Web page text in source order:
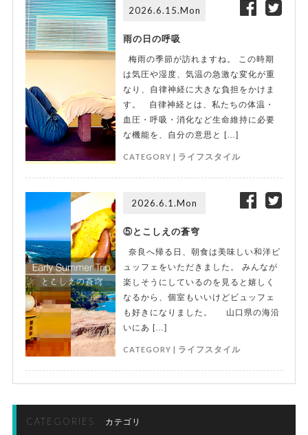
2026.6.15.Mon
雨の日の呼吸
梅雨の季節が訪れますね。 この時期
は気圧や湿度、気温の急激な変化が重
なり、自律神経に大きな負担をかけま
す。 自律神経とは、私たちの体温・
血圧・呼吸・消化など生命維持に必要
な機能を、自分の意思と […]
CATEGORY | ライフスタイル
2026.6.1.Mon
⑤とこしえの蒼穹
奈良へ帰る日、朝食は美味しい和洋ビ
ュッフェをいただきました。 みんなが
楽しそうにしているのを見ると嬉しく
なるから、個室もいいけどビュッフェ
も好きになりました。 山口県の海沿
いにあ […]
CATEGORY | ライフスタイル
CATEGORIES カテゴリ